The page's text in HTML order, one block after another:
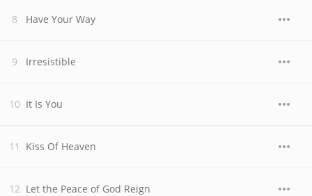
Have Your Way
Irresistible
It Is You
Kiss Of Heaven
Let the Peace of God Reign